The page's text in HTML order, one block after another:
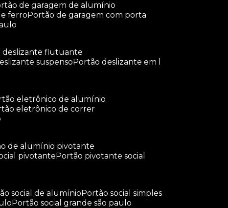
de garagem de alumínio
ferro
portão de garagem com porta
deslizante flutuante
suspenso
portão deslizante em l
eletrônico de alumínio
eletrônico de correr
de alumínio pivotante
pivotante
portão pivotante social
social de alumínio
portão social simples
portão social grande são paulo